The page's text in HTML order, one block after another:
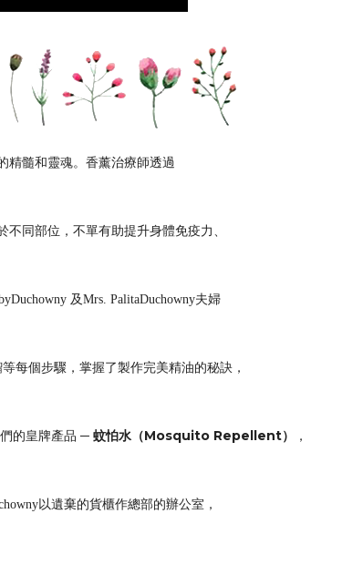
精髓和 靈魂。香薰治療師透過
不同部位，不單有助提升身體免疫力 、
及Mrs. PalitaDuchowny夫婦
等每個步驟 ，掌握了製作完美精油的秘訣，
的皇牌產品 ─ 蚊怕水 （Mosquito Repellent） ，
以遺棄的貨櫃作總部的辦公室 ，